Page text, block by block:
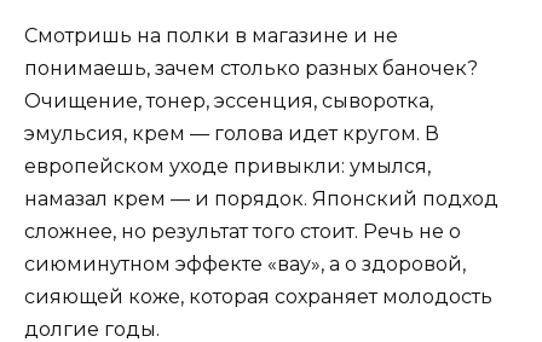
Смотришь на полки в магазине и не
понимаешь, зачем столько разных баночек?
Очищение, тонер, эссенция, сыворотка,
эмульсия, крем — голова идет кругом. В
европейском уходе привыкли: умылся,
намазал крем — и порядок. Японский подход
сложнее, но результат того стоит. Речь не о
сиюминутном эффекте «вау», а о здоровой,
сияющей коже, которая сохраняет молодость
долгие годы.